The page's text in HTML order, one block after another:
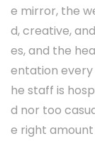
e mirror, the
d, creative,
es, and the
entation
he staff is
d nor too
e right